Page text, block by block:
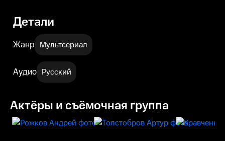
Детали
Жанр Мультсериал
Аудио Русский
Актёры и съёмочная группа